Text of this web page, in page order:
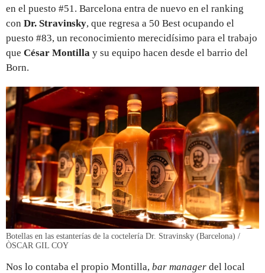
en el puesto #51. Barcelona entra de nuevo en el ranking
con Dr. Stravinsky, que regresa a 50 Best ocupando el
puesto #83, un reconocimiento merecidísimo para el trabajo
que César Montilla y su equipo hacen desde el barrio del
Born.
Botellas en las estanterías de la coctelería Dr. Stravinsky (Barcelona) /
ÒSCAR GIL COY
Nos lo contaba el propio Montilla, bar manager del local